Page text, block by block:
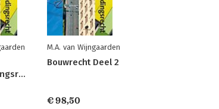
M.A. van Wijngaarden
Bouwrecht Deel 2
€ 98,50